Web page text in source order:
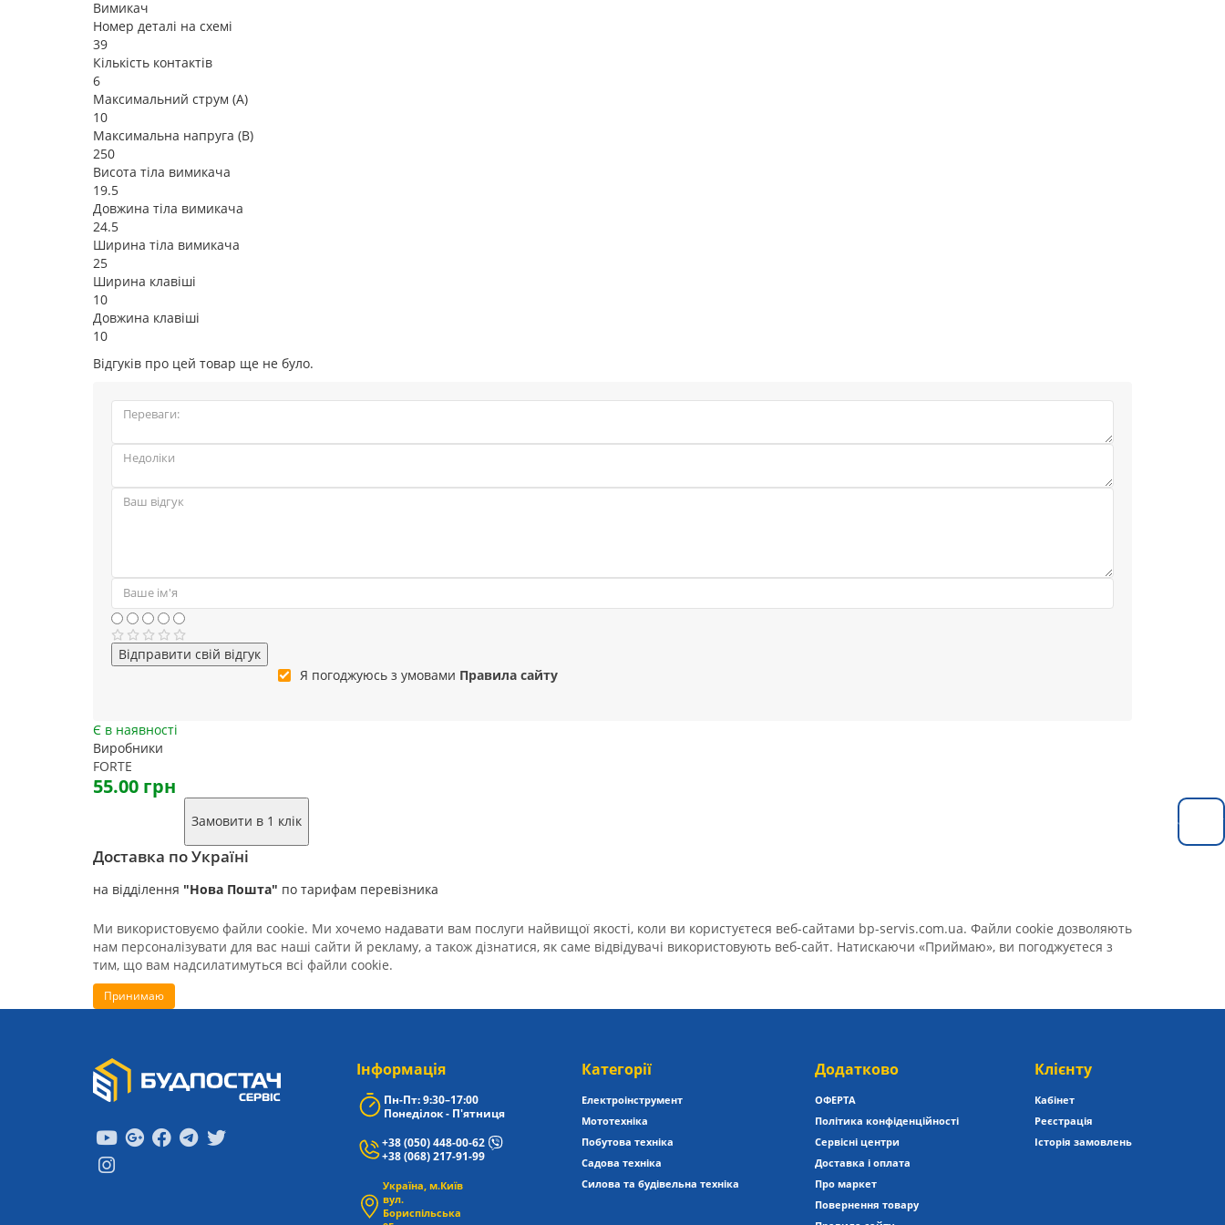
Вимикач
Номер деталі на схемі
39
Кількість контактів
6
Максимальний струм (А)
10
Максимальна напруга (В)
250
Висота тіла вимикача
19.5
Довжина тіла вимикача
24.5
Ширина тіла вимикача
25
Ширина клавіші
10
Довжина клавіші
10
Відгуків про цей товар ще не було.
Відправити свій відгук
Я погоджуюсь з умовами Правила сайту
Є в наявності
Виробники
FORTE
55.00 грн
Замовити в 1 клік
Доставка по Україні
на відділення "Нова Пошта" по тарифам перевізника
Ми використовуємо файли cookie. Ми хочемо надавати вам послуги найвищої якості, коли ви користуєтеся веб-сайтами bp-servis.com.ua. Файли cookie дозволяють
нам персоналізувати для вас наші сайти й рекламу, а також дізнатися, як саме відвідувачі використовують веб-сайт. Натискаючи «Приймаю», ви погоджуєтеся з
тим, що вам надсилатимуться всі файли cookie.
Принимаю
Iнформація
Пн-Пт: 9:30–17:00
Понеділок - П'ятниця
+38 (050) 448-00-62
+38 (068) 217-91-99
Україна, м.Київ
вул.
Бориспільська
Категорії
Електроінструмент
Мототехніка
Побутова техніка
Садова техніка
Силова та будівельна техніка
Додатково
ОФЕРТА
Політика конфіденційності
Сервісні центри
Доставка і оплата
Про маркет
Повернення товару
Клієнту
Кабінет
Реєстрація
Історія замовлень